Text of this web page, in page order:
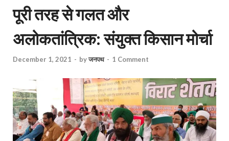
पूरी तरह से गलत और
अलोकतांत्रिक: संयुक्त किसान मोर्चा
December 1, 2021 - byजनपथ - 1 Comment